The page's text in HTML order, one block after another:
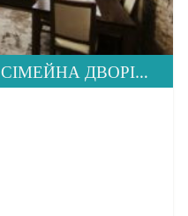
ЗДАЄТЬСЯ В ОРЕНДУ СІМЕЙНА ДВОРІВНЕВА КВАРТИРА В М. УЖГОРОД